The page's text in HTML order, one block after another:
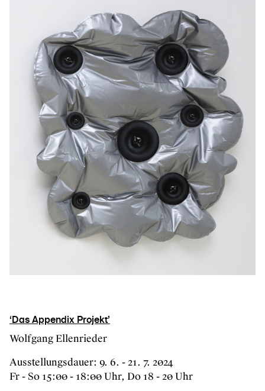
‘Das Appendix Projekt’
Wolfgang Ellenrieder
Ausstellungsdauer: 9. 6. - 21. 7. 2024
Fr - So 15:00 - 18:00 Uhr, Do 18 - 20 Uhr